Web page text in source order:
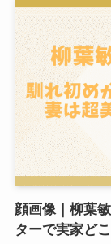
顔画像｜柳葉
ターで実家どこ